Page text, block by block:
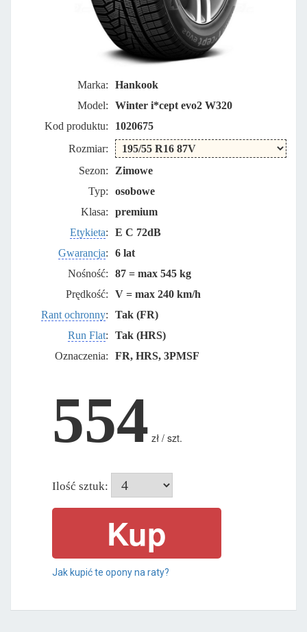
Marka:
Hankook
Model:
Winter i*cept evo2 W320
Kod produktu:
1020675
Rozmiar:
Sezon:
Zimowe
Typ:
osobowe
Klasa:
premium
Etykieta:
E C 72dB
Gwarancja:
6 lat
Nośność:
87 = max 545 kg
Prędkość:
V = max 240 km/h
Rant ochronny:
Tak (FR)
Run Flat:
Tak (HRS)
Oznaczenia:
FR, HRS, 3PMSF
554 zł / szt.
Ilość sztuk:
Jak kupić te opony na raty?